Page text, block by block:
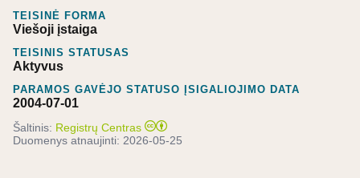
TEISINĖ FORMA
Viešoji įstaiga
TEISINIS STATUSAS
Aktyvus
PARAMOS GAVĖJO STATUSO ĮSIGALIOJIMO DATA
2004-07-01
Šaltinis: Registrų Centras
Duomenys atnaujinti: 2026-05-25